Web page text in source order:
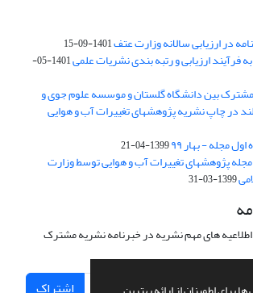
در ارزیابی سالانه وزارت عتف1401-09-15
فرآیند ارزیابی و رتبه بندی نشریات علمی
1401-05-
بین دانشگاه گلستان و موسسه علوم جوی و
در چاپ نشریه پژوهشهای تغییرات آب و هوایی
مجله - بهار ۹۹ 1399-04-21
مجله پژوهشهای تغییرات آب و هوایی توسط وزارت
1399-03-31
اطلاعیه های مهم نشریه در خبرنامه نشریه مشترک